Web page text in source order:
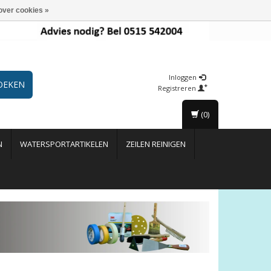
Inloggen
Registreren
WATERSPORTARTIKELEN ZEILEN REINIGEN
(0)
cookies »